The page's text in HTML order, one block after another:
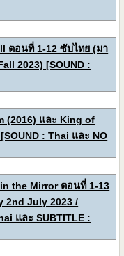
ตอนที่ 1-12 ซับไทย (มา
2023) [SOUND :
(2016) และ King of
: Thai และ NO
the Mirror ตอนที่ 1-13
2nd July 2023 /
และ SUBTITLE :